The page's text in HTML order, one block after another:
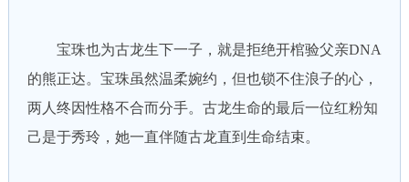
宝珠也为古龙生下一子，就是拒绝开棺验父亲DNA
的熊正达。宝珠虽然温柔婉约，但也锁不住浪子的心，
两人终因性格不合而分手。古龙生命的最后一位红粉知
己是于秀玲，她一直伴随古龙直到生命结束。